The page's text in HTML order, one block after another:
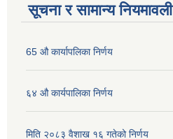
सूचना र सामान्य नियमावली
65 औ कार्यापलिका निर्णय
६४ औ कार्यपालिका निर्णय
मिति २०८३ वैशाख १६ गतेको निर्णय